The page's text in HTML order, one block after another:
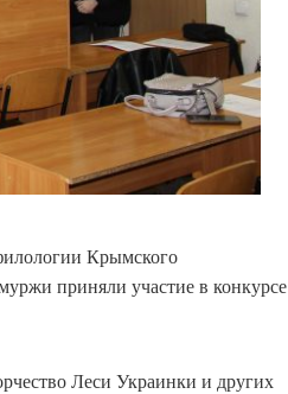
Крымского
приняли участие в конкурсе
Леси Украинки и других